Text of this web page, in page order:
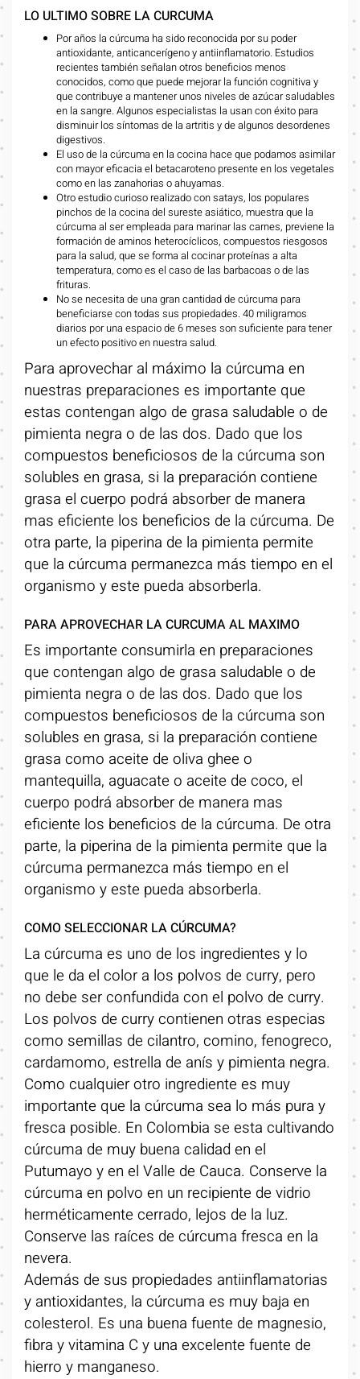
LO ULTIMO SOBRE LA CURCUMA
Por años la cúrcuma ha sido reconocida por su poder
antioxidante, anticancerígeno y antiinflamatorio. Estudios
recientes también señalan otros beneficios menos
conocidos, como que puede mejorar la función cognitiva y
que contribuye a mantener unos niveles de azúcar saludables
en la sangre. Algunos especialistas la usan con éxito para
disminuir los síntomas de la artritis y de algunos desordenes
digestivos.
El uso de la cúrcuma en la cocina hace que podamos asimilar
con mayor eficacia el betacaroteno presente en los vegetales
como en las zanahorias o ahuyamas.
Otro estudio curioso realizado con satays, los populares
pinchos de la cocina del sureste asiático, muestra que la
cúrcuma al ser empleada para marinar las carnes, previene la
formación de aminos heterocíclicos, compuestos riesgosos
para la salud, que se forma al cocinar proteínas a alta
temperatura, como es el caso de las barbacoas o de las
frituras.
No se necesita de una gran cantidad de cúrcuma para
beneficiarse con todas sus propiedades. 40 miligramos
diarios por una espacio de 6 meses son suficiente para tener
un efecto positivo en nuestra salud.
Para aprovechar al máximo la cúrcuma en
nuestras preparaciones es importante que
estas contengan algo de grasa saludable o de
pimienta negra o de las dos. Dado que los
compuestos beneficiosos de la cúrcuma son
solubles en grasa, si la preparación contiene
grasa el cuerpo podrá absorber de manera
mas eficiente los beneficios de la cúrcuma. De
otra parte, la piperina de la pimienta permite
que la cúrcuma permanezca más tiempo en el
organismo y este pueda absorberla.
PARA APROVECHAR LA CURCUMA AL MAXIMO
Es importante consumirla en preparaciones
que contengan algo de grasa saludable o de
pimienta negra o de las dos. Dado que los
compuestos beneficiosos de la cúrcuma son
solubles en grasa, si la preparación contiene
grasa como aceite de oliva ghee o
mantequilla, aguacate o aceite de coco, el
cuerpo podrá absorber de manera mas
eficiente los beneficios de la cúrcuma. De otra
parte, la piperina de la pimienta permite que la
cúrcuma permanezca más tiempo en el
organismo y este pueda absorberla.
COMO SELECCIONAR LA CÚRCUMA?
La cúrcuma es uno de los ingredientes y lo
que le da el color a los polvos de curry, pero
no debe ser confundida con el polvo de curry.
Los polvos de curry contienen otras especias
como semillas de cilantro, comino, fenogreco,
cardamomo, estrella de anís y pimienta negra.
Como cualquier otro ingrediente es muy
importante que la cúrcuma sea lo más pura y
fresca posible. En Colombia se esta cultivando
cúrcuma de muy buena calidad en el
Putumayo y en el Valle de Cauca. Conserve la
cúrcuma en polvo en un recipiente de vidrio
herméticamente cerrado, lejos de la luz.
Conserve las raíces de cúrcuma fresca en la
nevera.
Además de sus propiedades antiinflamatorias
y antioxidantes, la cúrcuma es muy baja en
colesterol. Es una buena fuente de magnesio,
fibra y vitamina C y una excelente fuente de
hierro y manganeso.